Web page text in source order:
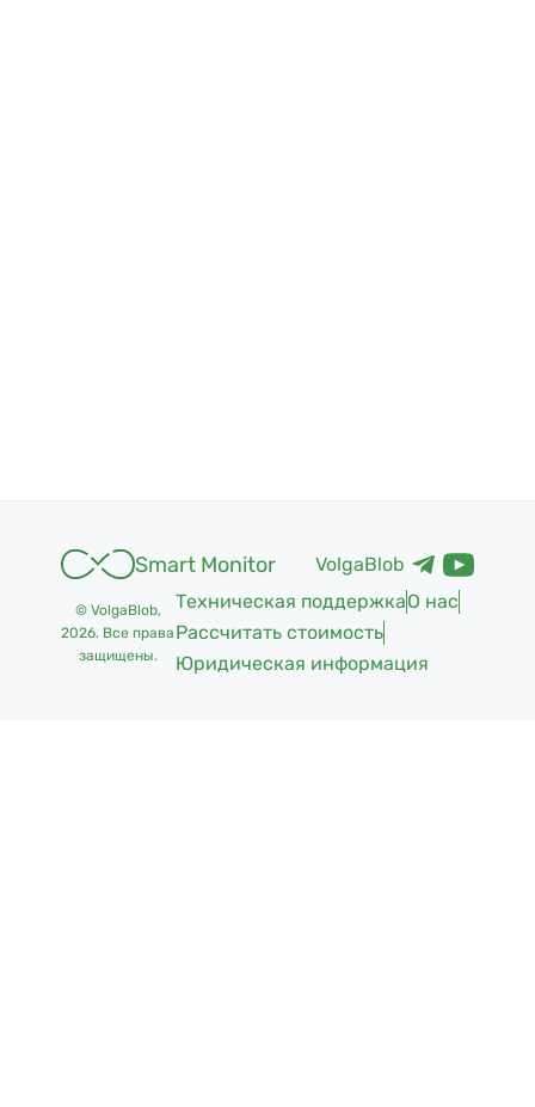
Smart Monitor VolgaBlob
© VolgaBlob,
2026. Все права
защищены.
Техническая поддержкаО нас
Рассчитать стоимость
Юридическая информация